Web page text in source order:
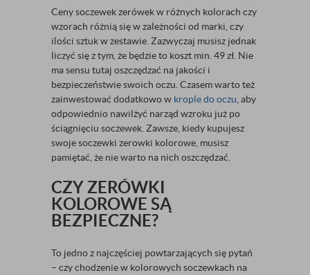
Ceny soczewek zerówek w różnych kolorach czy
wzorach różnią się w zależności od marki, czy
ilości sztuk w zestawie. Zazwyczaj musisz jednak
liczyć się z tym, że będzie to koszt min. 49 zł. Nie
ma sensu tutaj oszczędzać na jakości i
bezpieczeństwie swoich oczu. Czasem warto też
zainwestować dodatkowo w krople do oczu , aby
odpowiednio nawilżyć narząd wzroku już po
ściągnięciu soczewek. Zawsze, kiedy kupujesz
swoje soczewki zerowki kolorowe, musisz
pamiętać, że nie warto na nich oszczędzać.
CZY ZERÓWKI
KOLOROWE SĄ
BEZPIECZNE?
To jedno z najczęściej powtarzających się pytań
– czy chodzenie w kolorowych soczewkach na